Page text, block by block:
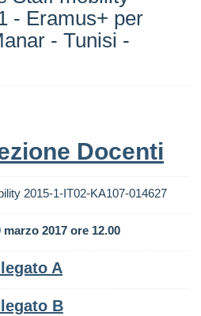
- Eramus+ per
- Tunisi -
Docenti
2015-1-IT02-KA107-014627
2017 ore 12.00
A
B